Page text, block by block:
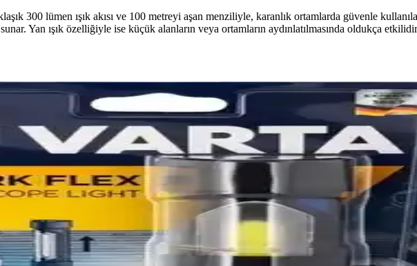
300 lümen ışık akısı ve 100 metreyi aşan menziliyle, karanlık ortamlarda güvenle
Yan ışık özelliğiyle ise küçük alanların veya ortamların aydınlatılmasında oldukça
Performans ve Kullanım Özellikleri
feneri, farklı kullanım alanları ve özellikleriyle öne çıkıyor. Bu karşılaştırma,
Fonksiyonlu Aydınlatma Çözümü
hareket halinde ve dış ortam kullanımı için ideal, üç modlu, şarjlı ve pratik bir aydınlatma
Performans ve Kullanım Özellikleri
açık hava etkinlikleri ve acil durumlar için ideal, kompakt ve kullanışlı bir el